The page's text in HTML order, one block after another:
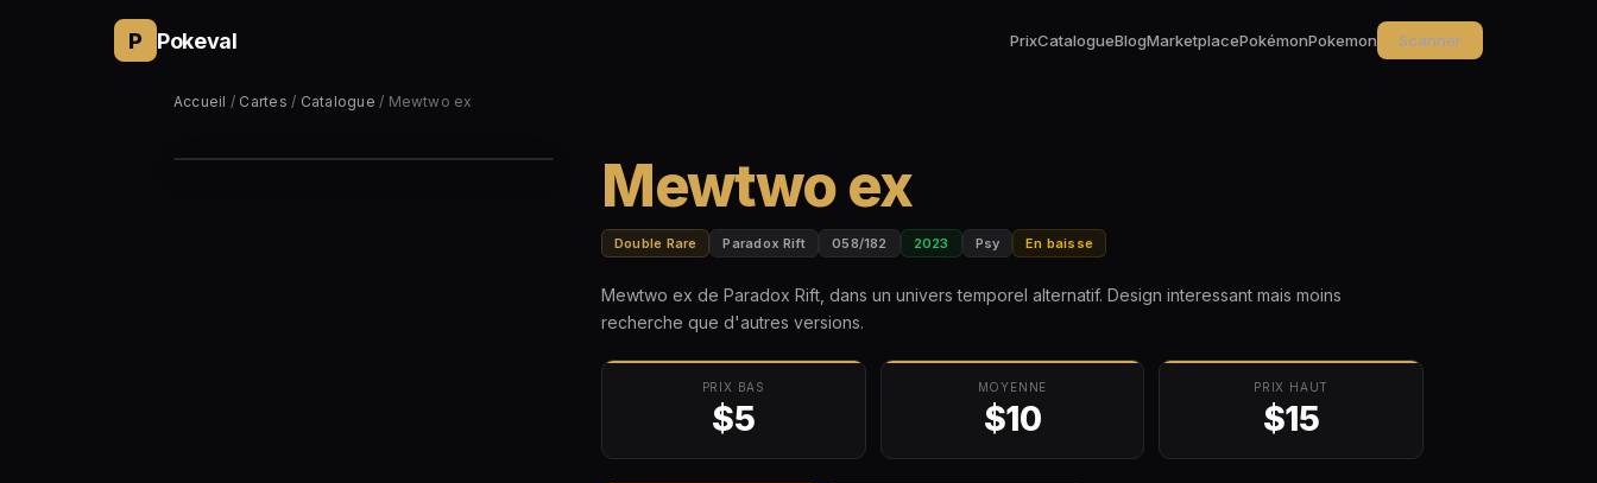
P Pokeval PrixCatalogueBlogMarketplacePokémonPokemon Scanner
Accueil / Cartes / Catalogue / Mewtwo ex
Mewtwo ex
Double Rare Paradox Rift 058/182 2023 Psy En baisse
Mewtwo ex de Paradox Rift, dans un univers temporel alternatif. Design interessant mais moins
recherche que d'autres versions.
PRIX BAS
$5
MOYENNE
$10
PRIX HAUT
$15